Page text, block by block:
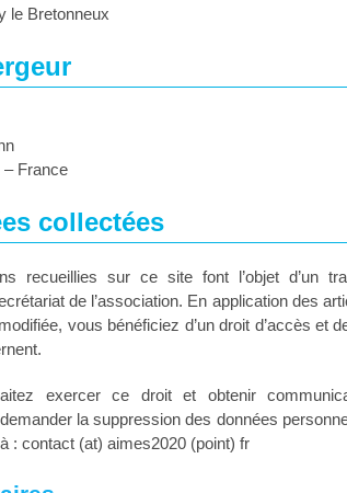
le Bretonneux
– France
collectées
recueillies sur ce site font l’objet d’un
de l’association. En application des
vous bénéficiez d’un droit d’accès et
exercer ce droit et obtenir
la suppression des données
: contact (at) aimes2020 (point) fr